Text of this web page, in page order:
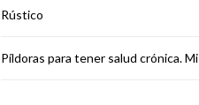
Rústico
Píldoras para tener salud crónica.